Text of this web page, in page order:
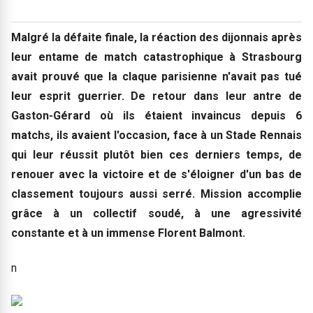
Malgré la défaite finale, la réaction des dijonnais après
leur entame de match catastrophique à Strasbourg
avait prouvé que la claque parisienne n'avait pas tué
leur esprit guerrier. De retour dans leur antre de
Gaston-Gérard où ils étaient invaincus depuis 6
matchs, ils avaient l'occasion, face à un Stade Rennais
qui leur réussit plutôt bien ces derniers temps, de
renouer avec la victoire et de s'éloigner d'un bas de
classement toujours aussi serré. Mission accomplie
grâce à un collectif soudé, à une agressivité
constante et à un immense Florent Balmont.
n